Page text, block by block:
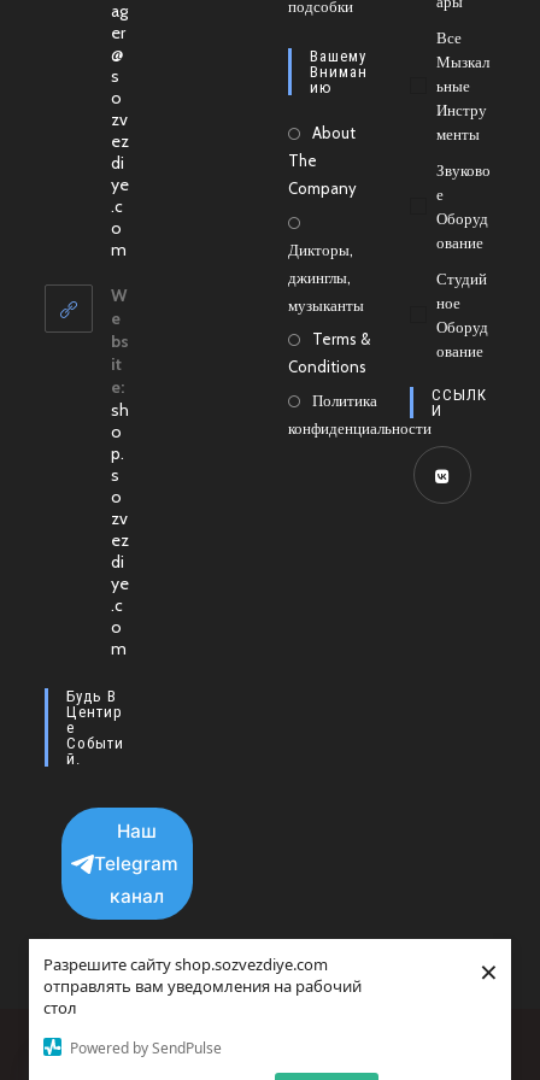
Разрешите сайту shop.sozvezdiye.com
отправлять вам уведомления на рабочий
стол
Powered by SendPulse
×
ag
er
@
s
o
zv
ez
di
ye
.c
o
m
вашем
W
e
bs
it
e:
sh
o
p.
s
o
zv
ez
di
ye
.c
o
m
Будь В
Центир
Е
Событи
Й.
Наш
Telegram
канал
подсобки
Вашему
Вниман
Ию
About
The
Company
Дикторы,
джинглы,
музыканты
Terms &
Conditions
Политика
конфиденциальности
Все
Мызкал
Ьные
Инстру
Менты
Звуково
Е
Оборуд
Ование
Студий
Ное
Оборуд
Ование
ССЫЛК
И
copyright © 2025 - 2026 Все права защищенны.Прайс-агрегатор